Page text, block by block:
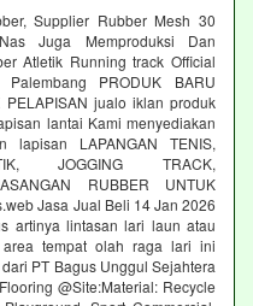
Supplier Rubber Mesh 30
Juga Memproduksi Dan
Atletik Running track Official
PRODUK BARU
PELAPISAN jualo iklan produk
lantai Kami menyediakan
lapisan LAPANGAN TENIS,
JOGGING TRACK,
RUBBER UNTUK
Jasa Jual Beli 14 Jan 2026
artinya lintasan lari laun atau
tempat olah raga lari ini
PT Bagus Unggul Sejahtera
@Site:Material: Recycle